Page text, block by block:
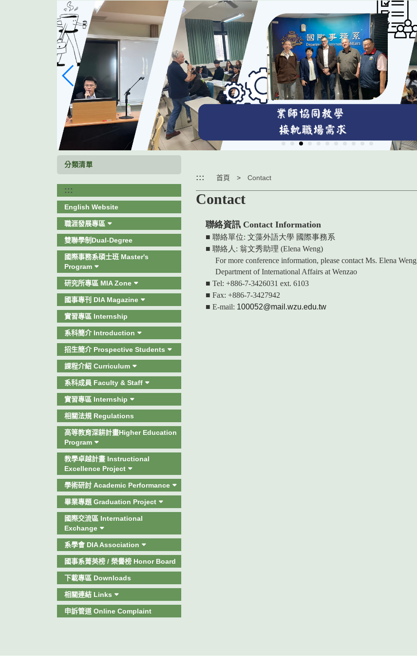
分類清單
:::
English Website
職涯發展專區
雙聯學制Dual-Degree
國際事務系碩士班 Master's
Program
研究所專區 MIA Zone
國事專刊 DIA Magazine
實習專區 Internship
系科簡介 Introduction
招生簡介 Prospective Students
課程介紹 Curriculum
系科成員 Faculty & Staff
實習專區 Internship
相關法規 Regulations
高等教育深耕計畫Higher Education
Program
教學卓越計畫 Instructional
Excellence Project
學術研討 Academic Performance
畢業專題 Graduation Project
國際交流區 International
Exchange
系學會 DIA Association
國事系菁英榜 / 榮譽榜 Honor Board
下載專區 Downloads
相關連結 Links
申訴管道 Online Complaint
::: 首頁 Contact
Contact
聯絡資訊 Contact Information
■ 聯絡單位: 文藻外語大學 國際事務系
■ 聯絡人: 翁文秀助理 (Elena Weng)
For more conference information, please contact Ms. Elena Weng
Department of International Affairs at Wenzao
■ Tel: +886-7-3426031 ext. 6103
■ Fax: +886-7-3427942
■ E-mail: 100052@mail.wzu.edu.tw